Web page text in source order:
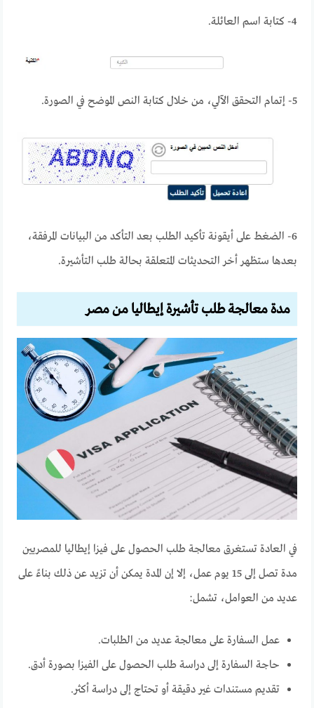
4- كتابة اسم العائلة.
5- إتمام التحقق الآلي، من خلال كتابة النص الموضح في الصورة.
6- الضغط على أيقونة تأكيد الطلب بعد التأكد من البيانات المرفقة،
بعدها ستظهر أخر التحديثات المتعلقة بحالة طلب التأشيرة.
مدة معالجة طلب تأشيرة إيطاليا من مصر
في العادة تستغرق معالجة طلب الحصول على فيزا إيطاليا للمصريين
مدة تصل إلى 15 يوم عمل،
إلا إن المدة يمكن أن تزيد عن ذلك بناءً على
عديد من العوامل، تشمل:
عمل السفارة على معالجة عديد من الطلبات.
حاجة السفارة إلى دراسة طلب الحصول على الفيزا بصورة أدق.
تقديم مستندات غير دقيقة أو تحتاج إلى دراسة أكثر.